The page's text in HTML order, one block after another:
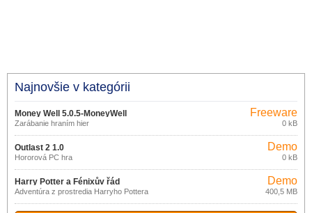
Najnovšie v kategórii
Money Well 5.0.5-MoneyWell
Zarábanie hraním hier
Freeware
0 kB
Outlast 2 1.0
Hororová PC hra
Demo
0 kB
Harry Potter a Fénixův řád
Adventúra z prostredia Harryho Pottera
Demo
400,5 MB